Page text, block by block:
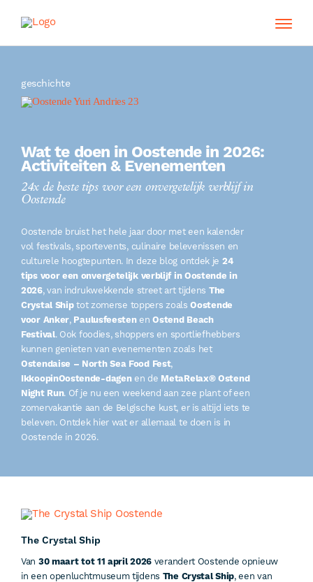
geschichte
Wat te doen in Oostende in 2026:
Activiteiten & Evenementen
24x de beste tips voor een onvergetelijk verblijf in
Oostende
Oostende bruist het hele jaar door met een kalender
vol festivals, sportevents, culinaire belevenissen en
culturele hoogtepunten. In deze blog ontdek je 24
tips voor een onvergetelijk verblijf in Oostende in
2026, van indrukwekkende street art tijdens The
Crystal Shiptot zomerse toppers zoalsOostende
voor Anker, PaulusfeestenenOstend Beach
Festival. Ook foodies, shoppers en sportliefhebbers
kunnen genieten van evenementen zoals het
Ostendaise – North Sea Food Fest,
IkkoopinOostende-dagenen de MetaRelax® Ostend
Night Run. Of je nu een weekend aan zee plant of een
zomervakantie aan de Belgische kust, er is altijd iets te
beleven. Ontdek hier wat er allemaal te doen is in
Oostende in 2026.
The Crystal Ship
Van 30 maart tot 11 april 2026 verandert Oostende opnieuw
in een openluchtmuseum tijdens The Crystal Ship, een van